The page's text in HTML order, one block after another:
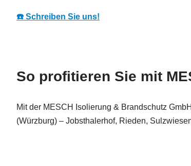
☎️ Schreiben Sie uns!
So profitieren Sie mit
Mit der MESCH Isolierung & Brandschutz
(Würzburg) – Jobsthalerhof, Rieden,